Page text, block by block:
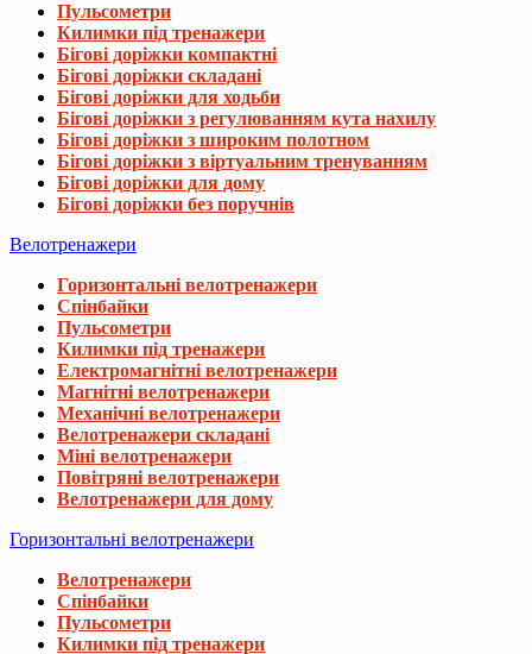
Пульсометри
Килимки під тренажери
Бігові доріжки компактні
Бігові доріжки складані
Бігові доріжки для ходьби
Бігові доріжки з регулюванням кута нахилу
Бігові доріжки з широким полотном
Бігові доріжки з віртуальним тренуванням
Бігові доріжки для дому
Бігові доріжки без поручнів
Велотренажери
Горизонтальні велотренажери
Спінбайки
Пульсометри
Килимки під тренажери
Електромагнітні велотренажери
Магнітні велотренажери
Механічні велотренажери
Велотренажери складані
Міні велотренажери
Повітряні велотренажери
Велотренажери для дому
Горизонтальні велотренажери
Велотренажери
Спінбайки
Пульсометри
Килимки під тренажери